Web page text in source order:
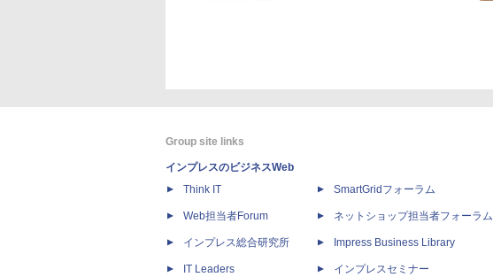
Group site links
インプレスのビジネスWeb
Think IT
Web担当者Forum
インプレス総合研究所
IT Leaders
SmartGridフォーラム
ネットショップ担当者フォーラム
Impress Business Library
インプレスセミナー